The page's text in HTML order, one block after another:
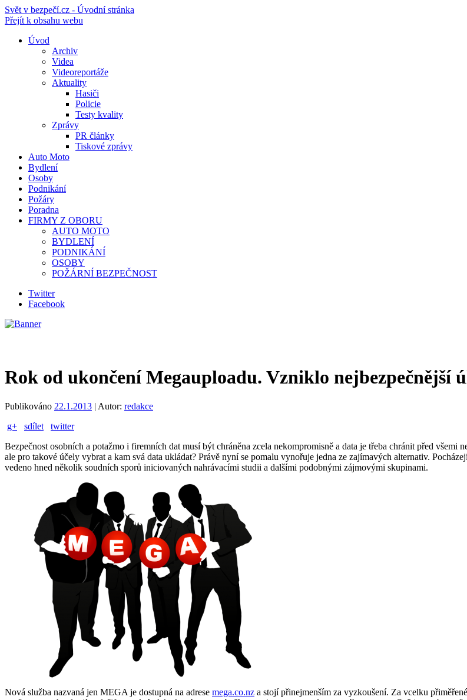
Svět v bezpečí.cz - Úvodní stránka
Přejít k obsahu webu
Úvod
Archiv
Videa
Videoreportáže
Aktuality
Hasiči
Policie
Testy kvality
Zprávy
PR články
Tiskové zprávy
Auto Moto
Bydlení
Osoby
Podnikání
Požáry
Poradna
FIRMY Z OBORU
AUTO MOTO
BYDLENÍ
PODNIKÁNÍ
OSOBY
POŽÁRNÍ BEZPEČNOST
Twitter
Facebook
Rok od ukončení Megauploadu. Vzniklo nejbezpečnější
Publikováno 22.1.2013 | Autor: redakce
g+
sdílet
twitter
Bezpečnost osobních a potažmo i firemních dat musí být chráněna zcela nekompromisně a data je třeba chránit před
ale pro takové účely vybrat a kam svá data ukládat? Právě nyní se pomalu vynořuje jedna ze zajímavých alternativ.
vedeno hned několik soudních sporů iniciovaných nahrávacími studii a dalšími podobnými zájmovými skupinami.
Nová služba nazvaná jen MEGA je dostupná na adrese mega.co.nz a stojí přinejmenším za vyzkoušení. Za vcelku